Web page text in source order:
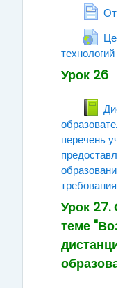
Центр
технологий
Урок 26
перечень
образование
требованиями)
Книга
Урок 27.
теме